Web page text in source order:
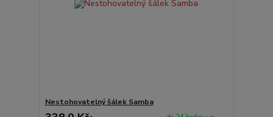
Nestohovatelný šálek Samba